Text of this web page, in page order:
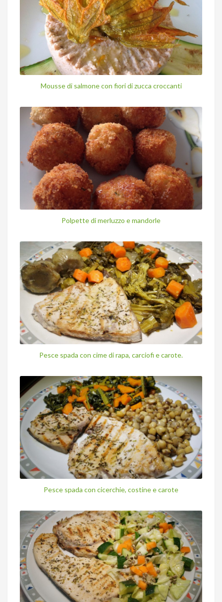
Mousse di salmone con fiori di zucca croccanti
Polpette di merluzzo e mandorle
Pesce spada con cime di rapa, carciofi e carote.
Pesce spada con cicerchie, costine e carote